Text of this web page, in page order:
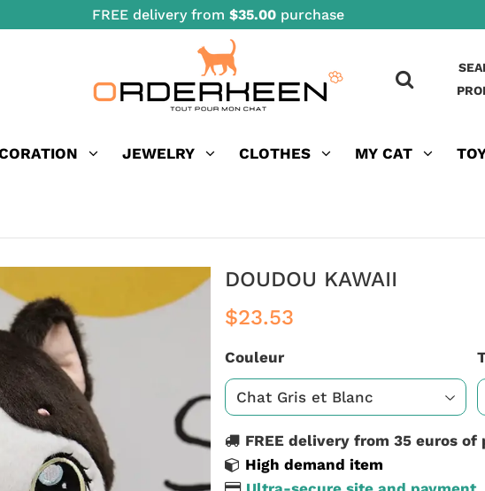
FREE delivery from $35.00purchase
JEWELRY CLOTHES MY CAT
DOUDOU KAWAII
$23.53
Couleur
FREE delivery from 35 euros of
High demand item